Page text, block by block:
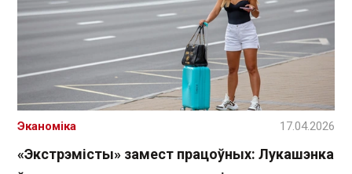
«Экстрэмісты» замест працоўных: Лукашэнка
Эканоміка 17.04.2026